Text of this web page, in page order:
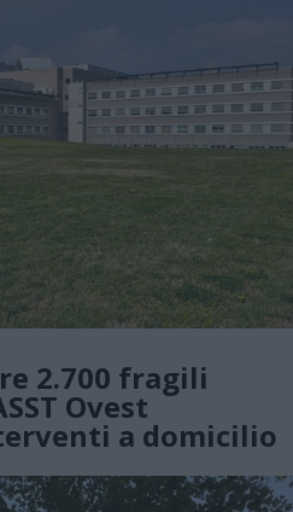
2.700 fragili
Ovest
a domicilio